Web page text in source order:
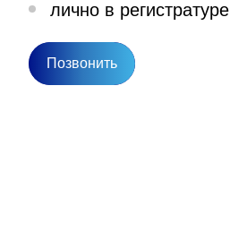
Направления деятельности
лично в регистратуре
Позвонить